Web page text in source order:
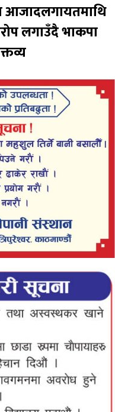
आजादलगायतमाथि
लगाउँदै भाकपा